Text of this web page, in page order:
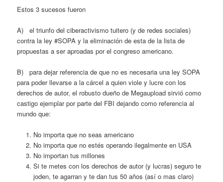
Estos 3 sucesos fueron
A) el triunfo del ciberactivismo tuitero (y de redes sociales)
contra la ley #SOPA y la eliminación de esta de la lista de
propuestas a ser aproadas por el congreso americano.
B) para dejar referencia de que no es necesaria una ley SOPA
para poder llevarse a la cárcel a quien viole y lucre con los
derechos de autor, el robusto dueño de Megaupload sirvió como
castigo ejemplar por parte del FBI dejando como referencia al
mundo que:
No importa que no seas americano
No importa que no estés operando ilegalmente en USA
No importan tus millones
Si te metes con los derechos de autor (y lucras) seguro te
joden, te agarran y te dan tus 50 años (así o mas claro)